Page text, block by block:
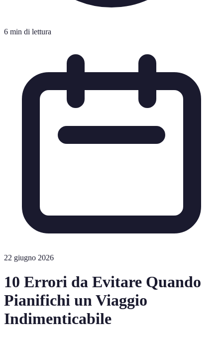
6 min di lettura
22 giugno 2026
10 Errori da Evitare Quando
Pianifichi un Viaggio
Indimenticabile